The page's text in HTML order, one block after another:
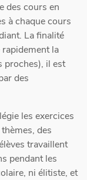
des cours en
à chaque cours
La finalité
la
proches), il est
des
les exercices
des
travaillent
pendant les
ni élitiste, et